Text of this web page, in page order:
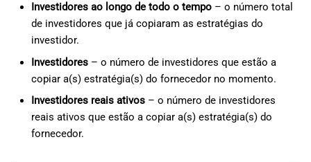
Investidores ao longo de todo o tempo– o número total
de investidores que já copiaram as estratégias do
investidor.
Investidores– o número de investidores que estão a
copiar a(s) estratégia(s) do fornecedor no momento.
Investidores reais ativos– o número de investidores
reais ativos que estão a copiar a(s) estratégia(s) do
fornecedor.